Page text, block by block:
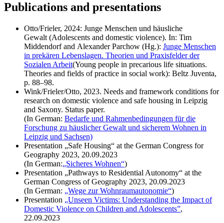
Publications and presentations
Otto/Frieler, 2024: Junge Menschen und häusliche
Gewalt (Adolescents and domestic violence). In: Tim
Middendorfand Alexander Parchow (Hg.): Junge Menschen
in prekären Lebenslagen. Theorien und Praxisfelder der
Sozialen Arbeit(Young people in precarious life situations.
Theories and fields of practice in social work): Beltz Juventa,
p. 88–98.
Wink/Frieler/Otto, 2023. Needs and framework conditions for
research on domestic violence and safe housing in Leipzig
and Saxony. Status paper.
(In German: Bedarfe und Rahmenbedingungen für die
Forschung zu häuslicher Gewalt und sicherem Wohnen in
Leipzig und Sachsen)
Presentation „Safe Housing“ at the German Congress for
Geography 2023, 20.09.2023
(In German:„Sicheres Wohnen“)
Presentation „Pathways to Residential Autonomy“ at the
German Congress of Geography 2023, 20.09.2023
(In German: „Wege zur Wohnraumautonomie“)
Presentation „Unseen Victims: Understanding the Impact of
Domestic Violence on Children and Adolescents”,
22.09.2023